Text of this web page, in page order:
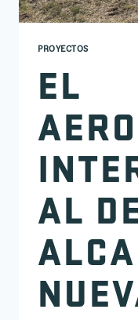
PROYECTOS
EL
AL